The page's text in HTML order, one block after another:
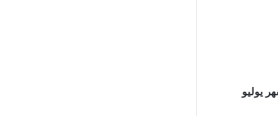
يوليو